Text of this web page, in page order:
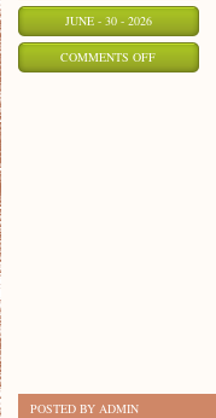
JUNE - 30 - 2026
COMMENTS OFFON
POSTED BY ADMIN